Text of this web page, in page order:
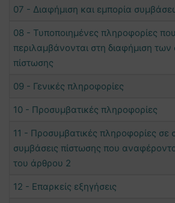
07 - Διαφήμιση και εμπορία
08 - Τυποποιημένες πληροφορίες
περιλαμβάνονται στη διαφήμιση
πίστωσης
09 - Γενικές πληροφορίες
10 - Προσυμβατικές πληροφορίες
11 - Προσυμβατικές πληροφορίες σε
συμβάσεις πίστωσης που
του άρθρου 2
12 - Επαρκείς εξηγήσεις